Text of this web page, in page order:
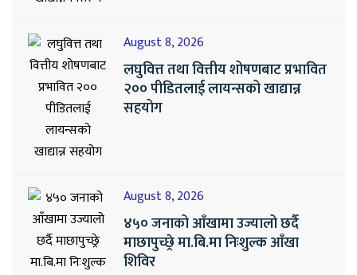
August 8, 2026
लघुवित्त तथा वित्तीय शोषणबाट प्रभावित
२०० पीडितलाई लायन्सको खाद्यान्न
सहयोग
August 8, 2026
४५० जनाको आँखामा उज्यालो छर्दै
माछापुच्छ्रे मा.बि.मा निःशुल्क आँखा
शिविर